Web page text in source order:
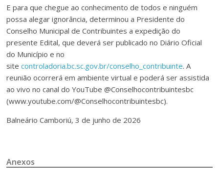
E para que chegue ao conhecimento de todos e ninguém
possa alegar ignorância, determinou a Presidente do
Conselho Municipal de Contribuintes a expedição do
presente Edital, que deverá ser publicado no Diário Oficial
do Município e no
sitecontroladoria.bc.sc.gov.br/conselho_contribuinte. A
reunião ocorrerá em ambiente virtual e poderá ser assistida
ao vivo no canal do YouTube @Conselhocontribuintesbc
(www.youtube.com/@Conselhocontribuintesbc).
Balneário Camboriú, 3 de junho de 2026
Anexos